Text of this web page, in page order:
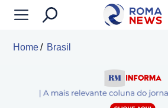
Home Brasil